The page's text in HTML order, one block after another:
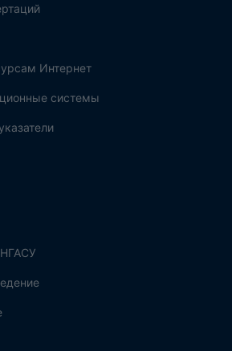
Интернет
системы